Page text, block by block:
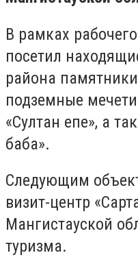
В рамках
посетил
района
подземные
«Султан епе», а
баба».
Следующим
визит-центр
Мангистауской
туризма.